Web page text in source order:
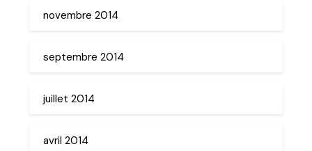
novembre 2014
septembre 2014
juillet 2014
avril 2014